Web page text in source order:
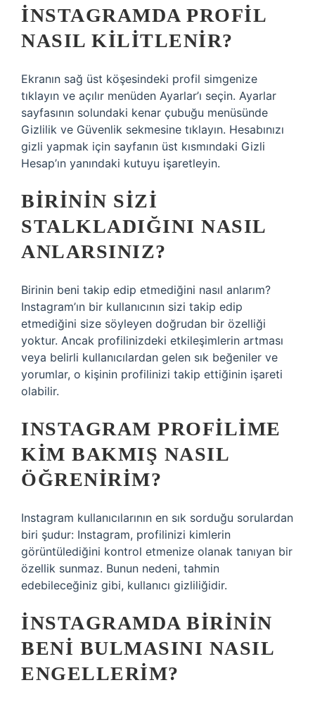
İNSTAGRAMDA PROFIL
NASIL KILITLENIR?
Ekranın sağ üst köşesindeki profil simgenize
tıklayın ve açılır menüden Ayarlar’ı seçin. Ayarlar
sayfasının solundaki kenar çubuğu menüsünde
Gizlilik ve Güvenlik sekmesine tıklayın. Hesabınızı
gizli yapmak için sayfanın üst kısmındaki Gizli
Hesap’ın yanındaki kutuyu işaretleyin.
BIRININ SIZI
STALKLADIĞINI NASIL
ANLARSINIZ?
Birinin beni takip edip etmediğini nasıl anlarım?
Instagram’ın bir kullanıcının sizi takip edip
etmediğini size söyleyen doğrudan bir özelliği
yoktur. Ancak profilinizdeki etkileşimlerin artması
veya belirli kullanıcılardan gelen sık beğeniler ve
yorumlar, o kişinin profilinizi takip ettiğinin işareti
olabilir.
INSTAGRAM PROFILIME
KIM BAKMIŞ NASIL
ÖĞRENIRIM?
Instagram kullanıcılarının en sık sorduğu sorulardan
biri şudur: Instagram, profilinizi kimlerin
görüntülediğini kontrol etmenize olanak tanıyan bir
özellik sunmaz. Bunun nedeni, tahmin
edebileceğiniz gibi, kullanıcı gizliliğidir.
İNSTAGRAMDA BIRININ
BENI BULMASINI NASIL
ENGELLERIM?